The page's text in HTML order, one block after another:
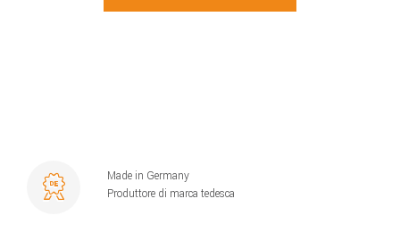
Made in Germany
Produttore di marca tedesca